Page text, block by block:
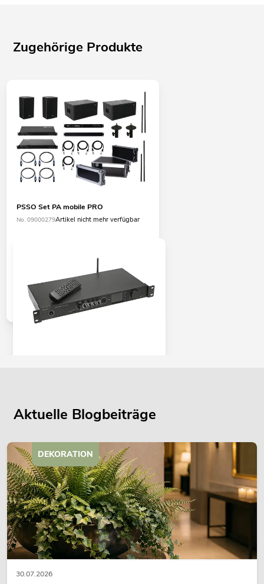
Zugehörige Produkte
PSSO Set PA mobile PRO
No. 09000279Artikel nicht mehr verfügbar
459,00€
Aktuelle Blogbeiträge
30.07.2026
DEKORATION